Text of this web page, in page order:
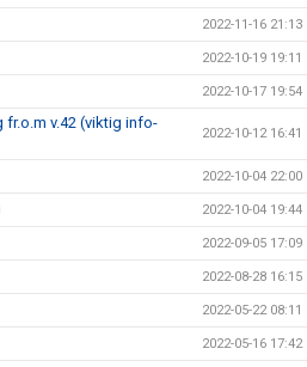
2022-11-16 21:13
2022-10-19 19:11
2022-10-17 19:54
v.42 (viktig info-
2022-10-12 16:41
2022-10-04 22:00
2022-10-04 19:44
2022-09-05 17:09
2022-08-28 16:15
2022-05-22 08:11
2022-05-16 17:42